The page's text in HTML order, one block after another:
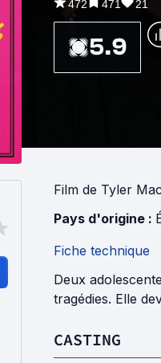
472 471 21
5.9
Film de Tyler
Pays d'origine :
Fiche technique
Deux
tragédies. Elle
CASTING